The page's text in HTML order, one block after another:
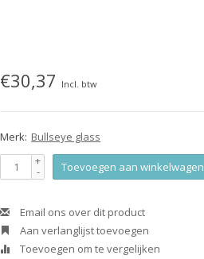
€30,37 Incl. btw
Merk: Bullseye glass
+
- Toevoegen aan winkelwagen
Email ons over dit product
Aan verlanglijst toevoegen
Toevoegen om te vergelijken